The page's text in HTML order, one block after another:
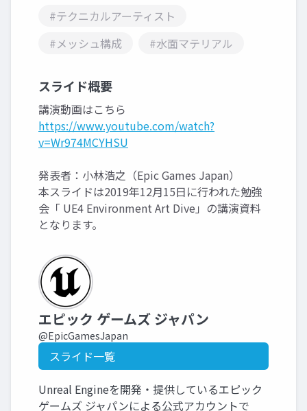
#テクニカルアーティスト
#メッシュ構成
#水面マテリアル
スライド概要
講演動画はこちら
https://www.youtube.com/watch?
v=Wr974MCYHSU
発表者：小林浩之（Epic Games Japan）
本スライドは2019年12月15日に行われた勉強
会「 UE4 Environment Art Dive」の講演資料
となります。
エピック ゲームズ ジャパン
@EpicGamesJapan
スライド一覧
Unreal Engineを開発・提供しているエピック
ゲームズ ジャパンによる公式アカウントで